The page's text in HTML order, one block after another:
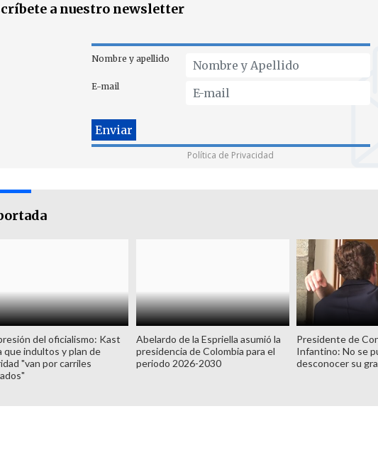
a nuestro newsletter
Nombre y apellido
E-mail
Política de Privacidad
del oficialismo: Kast
que indultos y plan de
"van por carriles
Abelardo de la Espriella asumió la
presidencia de Colombia para el
periodo 2026-2030
Presidente de
Infantino: No se
desconocer su